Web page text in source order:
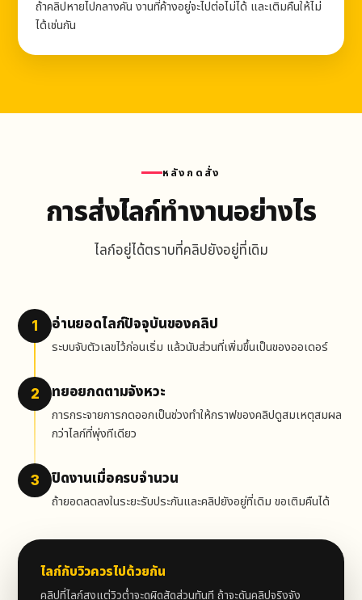
ถ้าคลิปหายไปกลางคัน งานที่ค้างอยู่จะไปต่อไม่ได้ และเติมคืนให้ไม่
ได้เช่นกัน
หลังกดสั่ง
การส่งไลก์ทำงานอย่างไร
ไลก์อยู่ได้ตราบที่คลิปยังอยู่ที่เดิม
1 อ่านยอดไลก์ปัจจุบันของคลิป
ระบบจับตัวเลขไว้ก่อนเริ่ม แล้วนับส่วนที่เพิ่มขึ้นเป็นของออเดอร์
2 ทยอยกดตามจังหวะ
การกระจายการกดออกเป็นช่วงทำให้กราฟของคลิปดูสมเหตุสมผล
กว่าไลก์ที่พุ่งทีเดียว
3 ปิดงานเมื่อครบจำนวน
ถ้ายอดลดลงในระยะรับประกันและคลิปยังอยู่ที่เดิม ขอเติมคืนได้
ไลก์กับวิวควรไปด้วยกัน
คลิปที่ไลก์สูงแต่วิวต่ำจะดูผิดสัดส่วนทันที ถ้าจะดันคลิปจริงจัง